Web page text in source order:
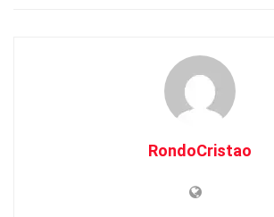
RondoCristao